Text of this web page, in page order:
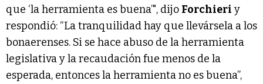
que ‘la herramienta es buena’", dijo Forchieri y
respondió: “La tranquilidad hay que llevársela a los
bonaerenses. Si se hace abuso de la herramienta
legislativa y la recaudación fue menos de la
esperada, entonces la herramienta no es buena”,